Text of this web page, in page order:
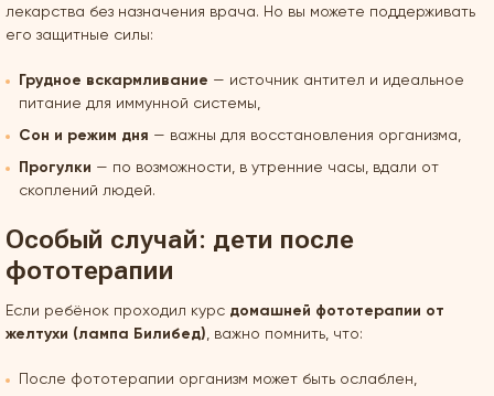
лекарства без назначения врача. Но вы можете поддерживать
его защитные силы:
Грудное вскармливание — источник антител и идеальное
питание для иммунной системы,
Сон и режим дня — важны для восстановления организма,
Прогулки — по возможности, в утренние часы, вдали от
скоплений людей.
Особый случай: дети после
фототерапии
Если ребёнок проходил курс домашней фототерапии от
желтухи (лампа Билибед) , важно помнить, что:
После фототерапии организм может быть ослаблен,